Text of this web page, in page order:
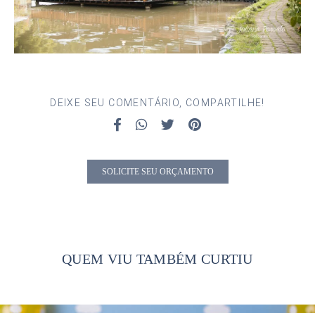
DEIXE SEU COMENTÁRIO, COMPARTILHE!
SOLICITE SEU ORÇAMENTO
QUEM VIU TAMBÉM CURTIU